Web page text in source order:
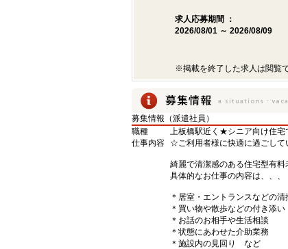
求人応募期間 ：
2026/08/01 ～ 2026/08/09
※掲載を終了した求人は閲覧
募集情報（派遣社員）
職種
上板橋駅近く★シニア向け住
仕事内容
☆ご利用者様に快適に過ごし
綺麗で清潔感のある住宅型有料
具体的なお仕事の内容は、、、
＊居室・エントランスなどの清
＊買い物や散歩などの付き添い
＊お話のお相手や生活相談
＊状態にあわせた介助業務
＊施設内の見回り など